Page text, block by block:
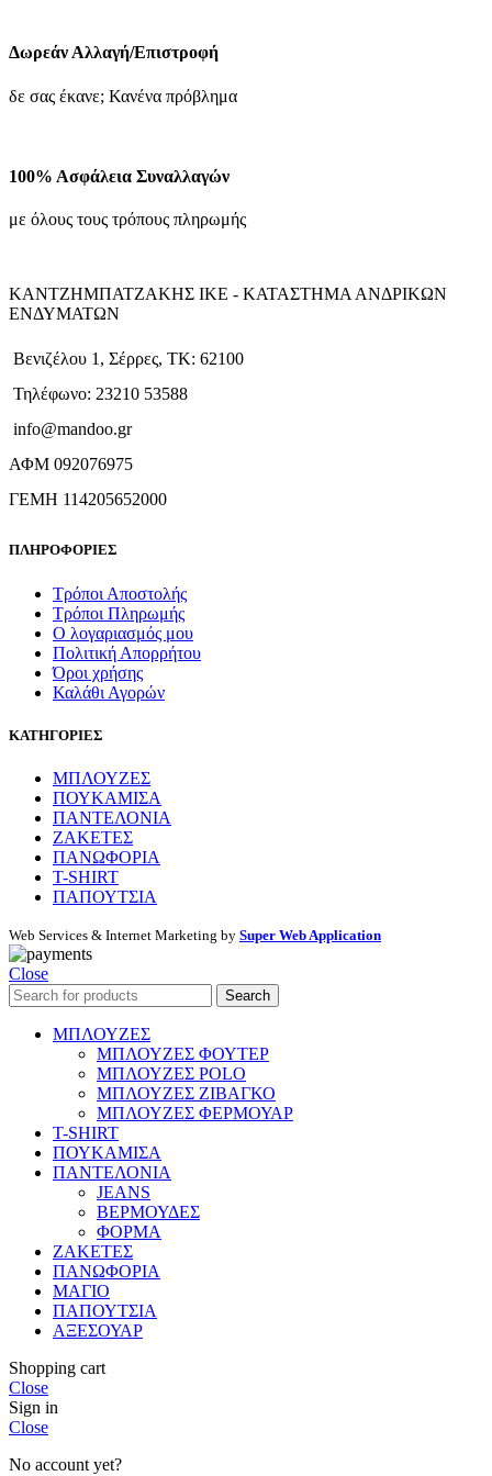
Δωρεάν Αλλαγή/Επιστροφή
δε σας έκανε; Κανένα πρόβλημα
100% Ασφάλεια Συναλλαγών
με όλους τους τρόπους πληρωμής
ΚΑΝΤΖΗΜΠΑΤΖΑΚΗΣ ΙΚΕ - ΚΑΤΑΣΤΗΜΑ ΑΝΔΡΙΚΩΝ
ΕΝΔΥΜΑΤΩΝ
Βενιζέλου 1, Σέρρες, ΤΚ: 62100
Τηλέφωνο: 23210 53588
info@mandoo.gr
ΑΦΜ 092076975
ΓΕΜΗ 114205652000
ΠΛΗΡΟΦΟΡΙΕΣ
Τρόποι Αποστολής
Τρόποι Πληρωμής
Ο λογαριασμός μου
Πολιτική Απορρήτου
Όροι χρήσης
Καλάθι Αγορών
ΚΑΤΗΓΟΡΙΕΣ
ΜΠΛΟΥΖΕΣ
ΠΟΥΚΑΜΙΣΑ
ΠΑΝΤΕΛΟΝΙΑ
ΖΑΚΕΤΕΣ
ΠΑΝΩΦΟΡΙΑ
T-SHIRT
ΠΑΠΟΥΤΣΙΑ
Web Services & Internet Marketing by Super Web Application
Close
Search
ΜΠΛΟΥΖΕΣ
ΜΠΛΟΥΖΕΣ ΦΟΥΤΕΡ
ΜΠΛΟΥΖΕΣ POLO
ΜΠΛΟΥΖΕΣ ΖΙΒΑΓΚΟ
ΜΠΛΟΥΖΕΣ ΦΕΡΜΟΥΑΡ
T-SHIRT
ΠΟΥΚΑΜΙΣΑ
ΠΑΝΤΕΛΟΝΙΑ
JEANS
ΒΕΡΜΟΥΔΕΣ
ΦΟΡΜΑ
ΖΑΚΕΤΕΣ
ΠΑΝΩΦΟΡΙΑ
ΜΑΓΙΟ
ΠΑΠΟΥΤΣΙΑ
ΑΞΕΣΟΥΑΡ
Shopping cart
Close
Sign in
Close
No account yet?